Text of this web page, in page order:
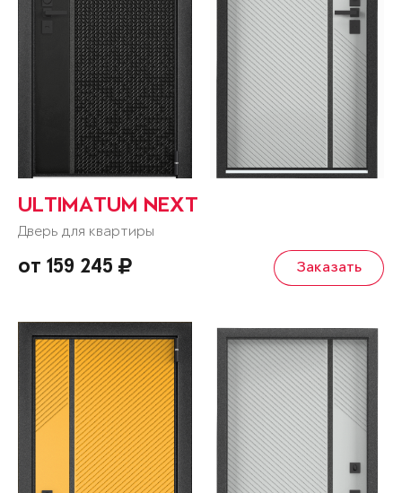
ULTIMATUM NEXT
Дверь для квартиры
от 159 245 Заказать